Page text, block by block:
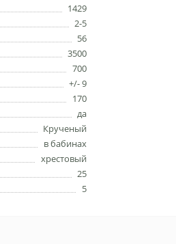
1429
2-5
56
3500
700
+/- 9
170
да
Крученый
в бабинах
хрестовый
25
5